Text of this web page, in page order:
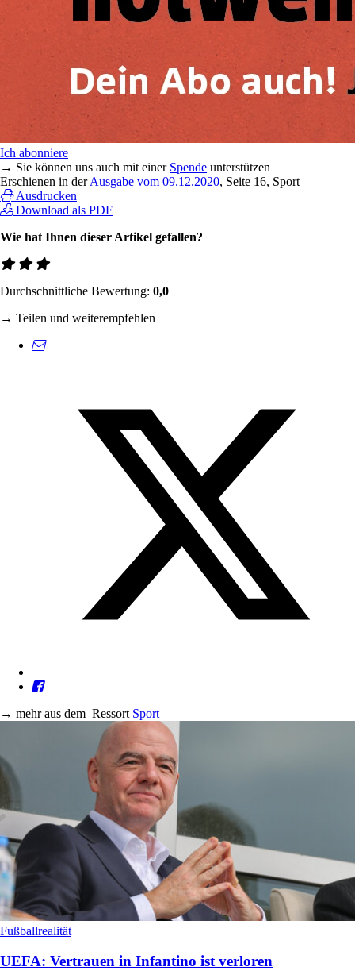
Ich abonniere
→ Sie können uns auch mit einer Spende unterstützen
Erschienen in derAusgabe vom 09.12.2020, Seite 16, Sport
Ausdrucken
Download als PDF
Wie hat Ihnen dieser Artikel gefallen?
Durchschnittliche Bewertung: 0,0
→ Teilen und weiterempfehlen
→ mehr aus dem Ressort Sport
Fußballrealität
UEFA: Vertrauen in Infantino ist verloren